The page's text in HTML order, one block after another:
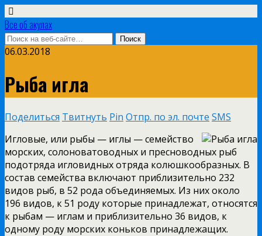
Все об акулах
06.03.2018
Рыба игла
Поделиться Твитнуть Pin Отпр. по эл. почте SMS
Игловые, или рыбы — иглы — семейство
морских, солоноватоводных и пресноводных рыб
подотряда игловидных отряда колюшкообразных. В
состав семейства включают приблизительно 232
видов рыб, в 52 рода объединяемых. Из них около
196 видов, к 51 роду которые принадлежат, относятся
к рыбам — иглам и приблизительно 36 видов, к
одному роду морских коньков принадлежащих.